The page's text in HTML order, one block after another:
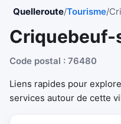
Quelleroute/Tourisme/
Criquebeuf-
Code postal : 76480
Liens rapides pour
services autour de cette